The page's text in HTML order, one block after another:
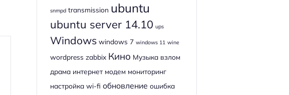
snmpd transmission ubuntu
ubuntu server 14.10 ups
Windows windows 7 windows 11 wine
wordpress zabbix Кино Музыка взлом
драма интернет модем мониторинг
настройка wi-fi обновление ошибка